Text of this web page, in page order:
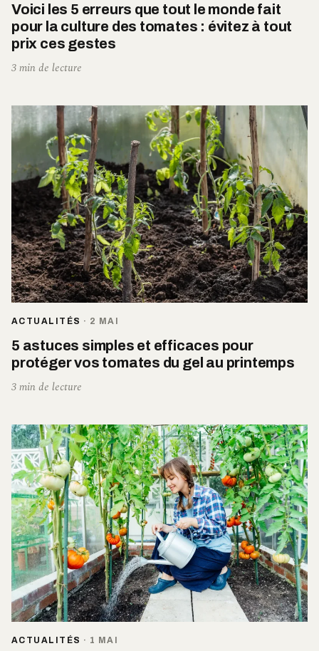
Voici les 5 erreurs que tout le monde fait
pour la culture des tomates : évitez à tout
prix ces gestes
3 min de lecture
ACTUALITÉS · 2 MAI
5 astuces simples et efficaces pour
protéger vos tomates du gel au printemps
3 min de lecture
ACTUALITÉS · 1 MAI